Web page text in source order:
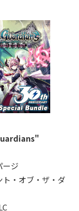
ージ
・オブ・ザ・ダ